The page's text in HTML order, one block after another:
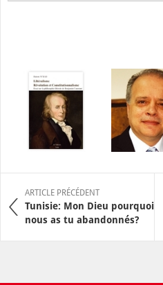
ARTICLE PRÉCÉDENT
Tunisie: Mon Dieu pourquoi
nous as tu abandonnés?